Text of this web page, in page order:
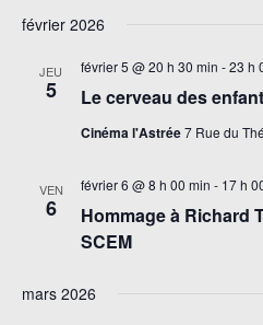
février 2026
JEU
5 Le cerveau des
février 5 @ 20 h 30 min -23 h
Cinéma l'Astrée7 Rue du
VEN
6
Hommage à Richard
SCEM
février 6 @ 8 h 00 min - 17 h
mars 2026